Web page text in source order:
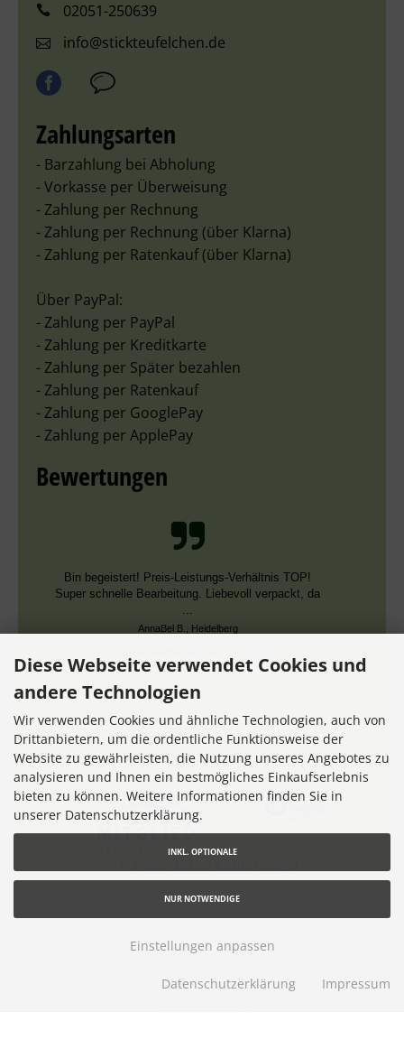
02051-250639
info@stickteufelchen.de
Zahlungsarten
- Barzahlung bei Abholung
- Vorkasse per Überweisung
- Zahlung per Rechnung
- Zahlung per Rechnung (über Klarna)
- Zahlung per Ratenkauf (über Klarna)
Über PayPal:
- Zahlung per PayPal
- Zahlung per Kreditkarte
- Zahlung per Später bezahlen
- Zahlung per Ratenkauf
- Zahlung per GooglePay
- Zahlung per ApplePay
Bewertungen
Bin begeistert! Preis-Leistungs-Verhältnis TOP!
Super schnelle Bearbeitung. Liebevoll verpackt, da
...
AnnaBel B., Heidelberg
Datum der Kauferfahrung: 16.07.2026
7,355 Bewertungen
gibt es bei
Werner Consulting
Diese Webseite verwendet Cookies und
andere Technologien
Wir verwenden Cookies und ähnliche Technologien, auch von
Drittanbietern, um die ordentliche Funktionsweise der
Website zu gewährleisten, die Nutzung unseres Angebotes zu
analysieren und Ihnen ein bestmögliches Einkaufserlebnis
bieten zu können. Weitere Informationen finden Sie in
unserer Datenschutzerklärung.
INKL. OPTIONALE
NUR NOTWENDIGE
Einstellungen anpassen
Datenschutzerklärung Impressum